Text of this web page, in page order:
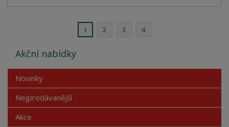
1 2 3 4
Akční nabídky
Novinky
Nejprodávanější
Akce